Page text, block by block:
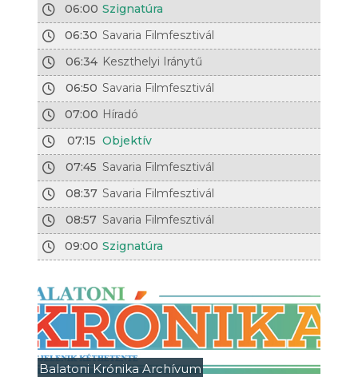
06:00 Szignatúra
06:30 Savaria Filmfesztivál
06:34 Keszthelyi Iránytű
06:50 Savaria Filmfesztivál
07:00 Híradó
07:15 Objektív
07:45 Savaria Filmfesztivál
08:37 Savaria Filmfesztivál
08:57 Savaria Filmfesztivál
09:00 Szignatúra
Balatoni Krónika Archívum